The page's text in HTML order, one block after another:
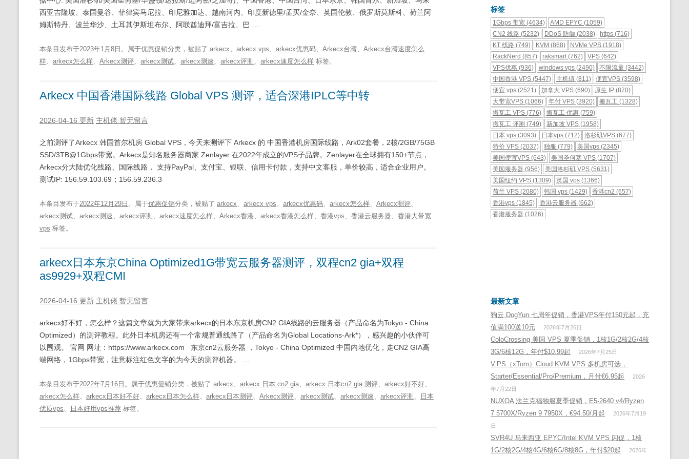
西亚吉隆坡、泰国曼谷、菲律宾马尼拉、印尼雅加达、越南河内、印度新德里/孟买/金奈、英国伦敦、俄罗斯莫斯科、荷兰阿
姆斯特丹、波兰华沙、土耳其伊斯坦布尔、阿联酋迪拜/富吉拉、巴 …
本条目发布于2023年1月8日 。属于优惠促销分类，被贴了 arkecx、 arkecx vps、 arkecx优惠码、 Arkecx台湾、 Arkecx台湾速度怎么
样、 arkecx怎么样、 Arkecx测评、 arkecx测试、 arkecx测速、 arkecx评测 、 arkecx速度怎么样 标签。
Arkecx 中国香港国际线路 Global VPS 测评，适合深港IPLC等中转
2026-04-16 更新 主机佬 暂无留言
之前测评了Arkecx 韩国首尔机房 Global VPS，今天来测评下 Arkecx 的 中国香港机房国际线路，Ark02套餐，2核/2GB/75GB
SSD/3TB@1Gbps带宽。Arkecx是知名服务器商家 Zenlayer 在2022年成立的VPS子品牌。Zenlayer在全球拥有150+节点，
Arkecx分大陆优化线路、国际线路， 支持PayPal、支付宝、银联、信用卡付款，支持中文客服，单价较高，适合企业用户。
测试IP: 156.59.103.69；156.59.236.3
本条目发布于2022年12月29日 。属于优惠促销分类，被贴了 arkecx、 arkecx vps、 arkecx优惠码、 arkecx怎么样、 Arkecx测评、
arkecx测试、 arkecx测速、 arkecx评测 、 arkecx速度怎么样、 Arkecx香港、 arkecx香港怎么样、 香港vps、 香港云服务器、 香港大带宽
vps 标签。
arkecx日本东京China Optimized1G带宽云服务器测评，双程cn2 gia+双程
as9929+双程CMI
2026-04-16 更新 主机佬 暂无留言
arkecx好不好，怎么样？这篇文章就为大家带来arkecx的日本东京机房CN2 GIA线路的云服务器（产品命名为Tokyo - China
Optimized）的测评教程。此外日本机房还有一个常规普通线路了（产品命名为Global Locations-Ark*），感兴趣的小伙伴可
以围观。 官网 网址：https://www.arkecx.com 东京cn2云服务器 ，Tokyo - China Optimized 中国内地优化，走CN2 GIA高
端网络，1Gbps带宽，注意标注红色文字的为今天的测评机器。 …
本条目发布于2022年7月16日 。属于优惠促销分类，被贴了 arkecx、 arkecx 日本 cn2 gia、 arkecx 日本cn2 gia 测评、 arkecx好不好、
arkecx怎么样、 arkecx日本好不好、 arkecx日本怎么样、 arkecx日本测评、 Arkecx测评、 arkecx测试、 arkecx测速、 arkecx评测 、
日本
优质vps、 日本好用vps推荐 标签。
标签
1Gbps 带宽 (4634) AMD EPYC (1059)
CN2 线路 (5232) DDoS 防御(2038) https (716)
KT 线路 (749) KVM (868) NVMe VPS (1918)
RackNerd (857) raksmart(762) VPS (642)
VPS优惠 (936) windows vps(2490) 不限流量 (3442)
中国香港 VPS (5447) 主机镇(811) 便宜VPS (3598)
便宜 vps (2521) 加拿大 VPS(690) 原生 IP (870)
大带宽VPS (1066) 年付 VPS(3920) 搬瓦工 (1328)
搬瓦工 VPS (776) 搬瓦工 优惠(759)
搬瓦工 评测 (749) 新加坡 VPS(1958)
日本 vps (3093) 日本vps(712) 洛杉矶VPS (677)
特价 VPS (2037) 独服 (779) 美国vps (2345)
美国便宜VPS (643) 美国圣何塞 VPS(1707)
美国服务器 (956) 美国洛杉矶 VPS(5631)
美国纽约 VPS (1309) 英国 vps(1366)
荷兰 VPS (2080) 韩国 vps(1429) 香港cn2 (657)
香港vps (1845) 香港云服务器 (662)
香港服务器 (1026)
最新文章
狗云 DogYun 七周年促销，香港VPS年付150元起，充
值满100送10元
2026年7月26日
ColoCrossing 美国 VPS 夏季促销，1核1G/2核2G/4核
3G/6核12G，年付$10.99起
2026年7月25日
V.PS（xTom）Cloud KVM VPS 多机房可选，
Starter/Essential/Pro/Premium，月付€6.95起
2026
年7月22日
NUXOA 法兰克福独服夏季促销，E5-2640 v4/Ryzen
7 5700X/Ryzen 9 7950X，€94.50/月起
2026年7月19
日
SVR4U 马来西亚 EPYC/Intel KVM VPS 闪促，1核
1G/2核2G/4核4G/6核6G/8核8G，年付$20起
2026年